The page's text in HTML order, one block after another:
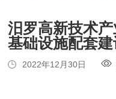
汨罗高新技术
基础设施配套建
2022年12月30日